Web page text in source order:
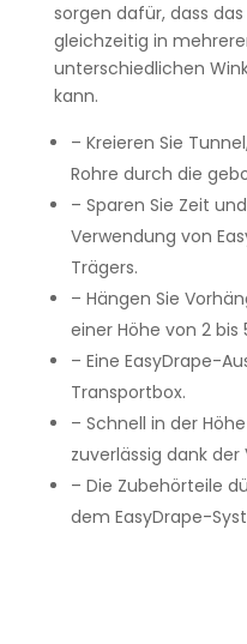
sorgen dafür, dass
gleichzeitig in
unterschiedlichen
kann.
– Kreieren Sie
Rohre durch die
– Sparen Sie Zeit
Verwendung von
Trägers.
– Hängen Sie
einer Höhe von 2 bis
– Eine EasyDrape-
Transportbox.
– Schnell in der
zuverlässig dank
– Die Zubehörteile
dem EasyDrape-